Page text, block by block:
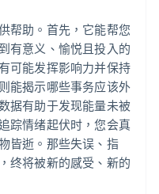
帮助。首先，它能帮您
意义、愉悦且投入的
可能发挥影响力并保持
能揭示哪些事务应该外
据有助于发现能量未被
踪情绪起伏时，您会真
皆逝。那些失误、指
终将被新的感受、新的